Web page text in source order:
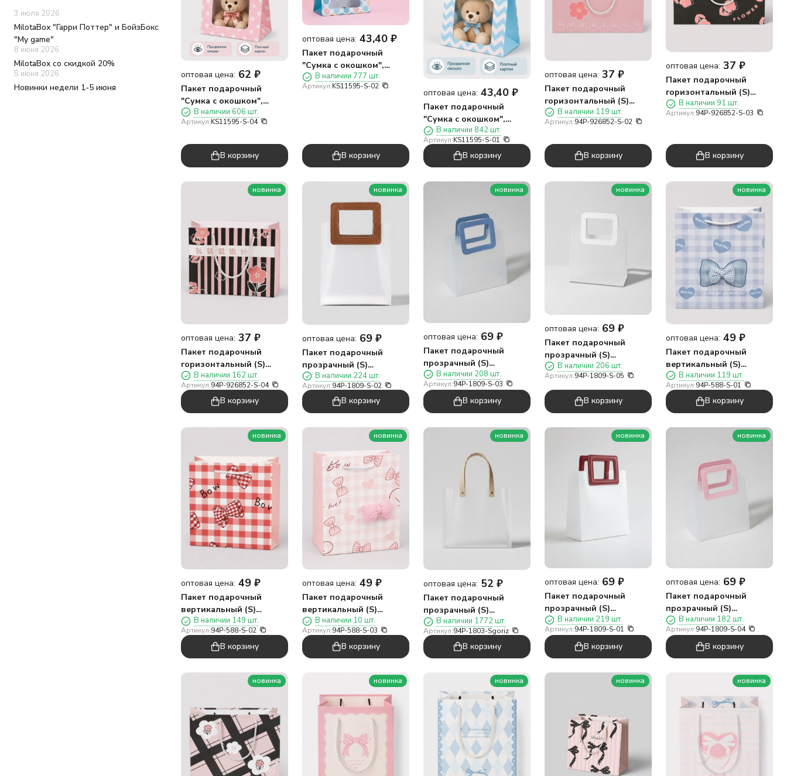
оптовая цена: 62 ₽
Пакет подарочный
"Сумка с окошком",
розовый (17*18,5*8)
В наличии 606 шт.
Артикул:KS11595-S-04
В корзину
оптовая цена: 43,40 ₽
Пакет подарочный
"Сумка с окошком",
радуга (17*18,5*8)
В наличии 777 шт.
Артикул:KS11595-S-02
В корзину
оптовая цена: 43,40 ₽
Пакет подарочный
"Сумка с окошком",
синий (17*18,5*8)
В наличии 842 шт.
Артикул:KS11595-S-01
В корзину
оптовая цена: 37 ₽
Пакет подарочный
горизонтальный (S)
«Цветы два», розовый
(19,5*14,5*8,5)
В наличии 119 шт.
Артикул:94P-926852-S-02
В корзину
оптовая цена: 37 ₽
Пакет подарочный
горизонтальный (S)
«Цветы три», черный
(19,5*14,5*8,5)
В наличии 91 шт.
Артикул:94P-926852-S-03
В корзину
новинка
оптовая цена: 37 ₽
Пакет подарочный
горизонтальный (S)
«Цветы четыре»,
розовый (19,5*14,5*8,5)
В наличии 162 шт.
Артикул:94P-926852-S-04
В корзину
новинка
оптовая цена: 69 ₽
Пакет подарочный
прозрачный (S)
"Квадратная ручка два",
вертикальный,
оранжевый (19*16*8)
В наличии 224 шт.
Артикул:94P-1809-S-02
В корзину
новинка
оптовая цена: 69 ₽
Пакет подарочный
прозрачный (S)
"Квадратная ручка три",
вертикальный, синий
(19*16*8)
В наличии 208 шт.
Артикул:94P-1809-S-03
В корзину
новинка
оптовая цена: 69 ₽
Пакет подарочный
прозрачный (S)
"Квадратная ручка
пять", вертикальный,
белый (19*16*8)
В наличии 206 шт.
Артикул:94P-1809-S-05
В корзину
новинка
оптовая цена: 49 ₽
Пакет подарочный
вертикальный (S)
«Настоящий бантик
один», синий
(14,5*19,5*10)
В наличии 119 шт.
Артикул:94P-588-S-01
В корзину
новинка
оптовая цена: 49 ₽
Пакет подарочный
вертикальный (S)
«Настоящий бантик
два», красный
(14,5*19,5*10)
В наличии 149 шт.
Артикул:94P-588-S-02
В корзину
новинка
оптовая цена: 49 ₽
Пакет подарочный
вертикальный (S)
«Настоящий бантик
три», розовый
(14,5*19,5*10)
В наличии 10 шт.
Артикул:94P-588-S-03
В корзину
новинка
оптовая цена: 52 ₽
Пакет подарочный
прозрачный (S)
"Видимость",
горизонтальный
(15*14*7)
В наличии 1772 шт.
Артикул:94P-1803-Sgoriz
В корзину
новинка
оптовая цена: 69 ₽
Пакет подарочный
прозрачный (S)
"Квадратная ручка
один", вертикальный,
красный (19*16*8)
В наличии 219 шт.
Артикул:94P-1809-S-01
В корзину
новинка
оптовая цена: 69 ₽
Пакет подарочный
прозрачный (S)
"Квадратная ручка
четыре", вертикальный,
розовый (19*16*8)
В наличии 182 шт.
Артикул:94P-1809-S-04
В корзину
новинка новинка новинка новинка новинка
3 июля 2026
MilotaBox "Гарри Поттер" и БойзБокс
"My game"
8 июня 2026
MilotaBox со скидкой 20%
5 июня 2026
Новинки недели 1-5 июня